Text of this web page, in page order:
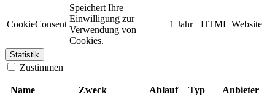
CookieConsent
Speichert Ihre
Einwilligung zur
Verwendung von
Cookies.
1 Jahr HTML Website
Statistik
Zustimmen
Name Zweck Ablauf Typ Anbieter